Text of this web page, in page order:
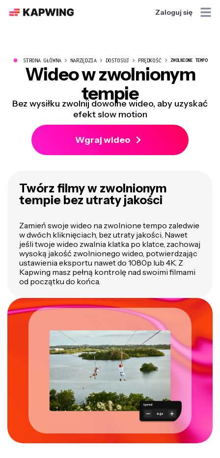
Zaloguj się
● STRONA GŁÓWNA NARZĘDZIA DOSTOSUJ PRĘDKOŚĆ ZWOLNIONE TEMPO
Wideo w zwolnionym
tempie
Bez wysiłku zwolnij dowolne wideo, aby uzyskać
efekt slow motion
Wgraj wideo
Twórz filmy w zwolnionym
tempie bez utraty jakości
Zamień swoje wideo na zwolnione tempo zaledwie
w dwóch kliknięciach, bez utraty jakości. Nawet
jeśli twoje wideo zwalnia klatka po klatce, zachowaj
wysoką jakość zwolnionego wideo, potwierdzając
ustawienia eksportu nawet do 1080p lub 4K. Z
Kapwing masz pełną kontrolę nad swoimi filmami
od początku do końca.